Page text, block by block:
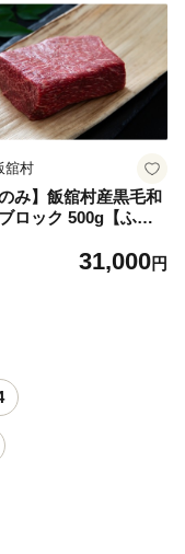
島 飯舘村 復興】 IT
舘村
のみ】飯舘村産黒毛和
ロック 500g【ふる
和牛 黒毛和牛 ブロッ
31,000円